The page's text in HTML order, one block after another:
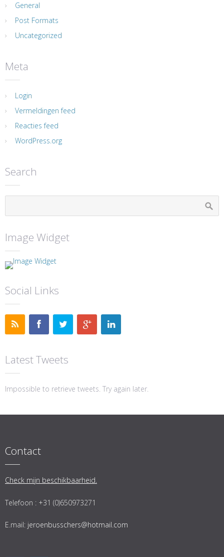
General
Post Formats
Uncategorized
Meta
Login
Vermeldingen feed
Reacties feed
WordPress.org
Search
Image Widget
Social Links
Latest Tweets
Impossible to retrieve tweets. Try again later.
Contact
Check mijn beschikbaarheid.
Telefoon : +31 (0)650973271
E.mail: jeroenbusschers@hotmail.com